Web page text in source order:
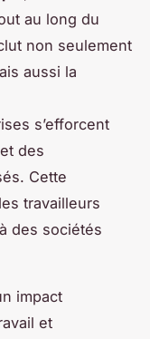
au long du
non seulement
aussi la
s’efforcent
des
Cette
travailleurs
des sociétés
impact
et